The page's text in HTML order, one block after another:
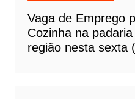
Vaga de Emprego
Cozinha na
região nesta sexta